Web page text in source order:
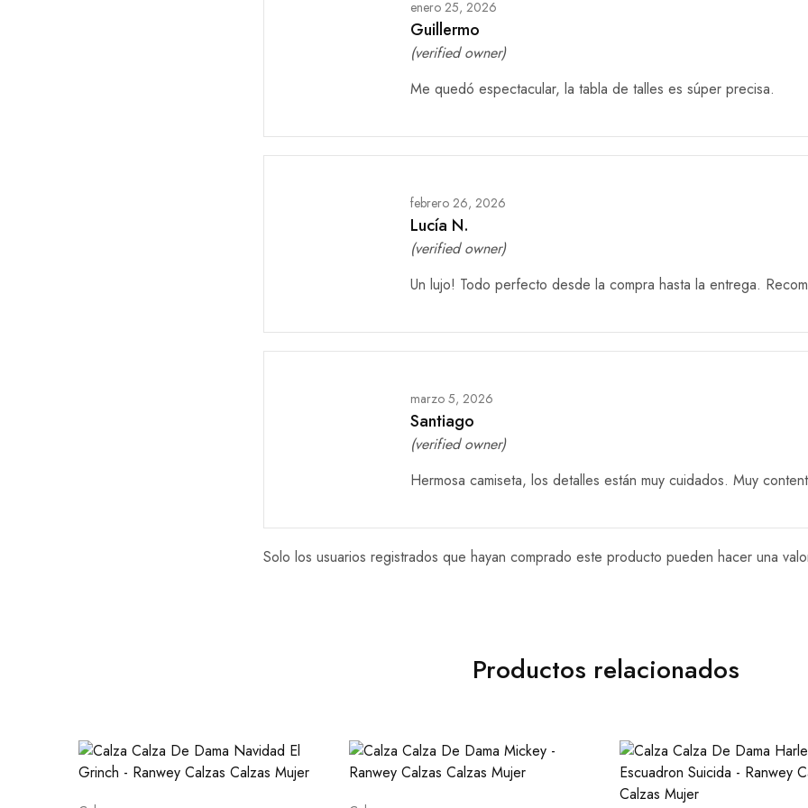
enero 25, 2026
Guillermo
(verified owner)
Me quedó espectacular, la tabla de talles es súper precisa.
febrero 26, 2026
Lucía N.
(verified owner)
Un lujo! Todo perfecto desde la compra hasta la entrega.
marzo 5, 2026
Santiago
(verified owner)
Hermosa camiseta, los detalles están muy cuidados. Muy
Solo los usuarios registrados que hayan comprado este producto pueden hacer una
Productos relacionados